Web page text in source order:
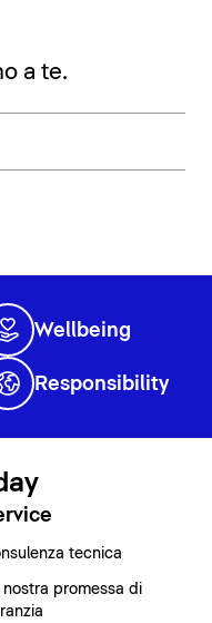
a te.
Wellbeing
Responsibility
tecnica
nostra promessa di